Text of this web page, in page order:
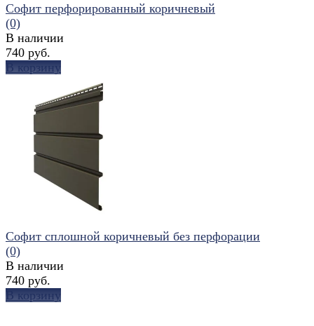
избранное сравнить
Софит перфорированный коричневый
(0)
В наличии
740 руб.
В корзину
Софит сплошной коричневый без перфорации
(0)
В наличии
740 руб.
В корзину